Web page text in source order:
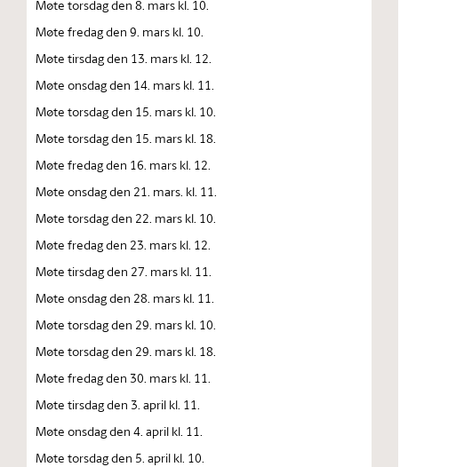
Møte torsdag den 8. mars kl. 10.
Møte fredag den 9. mars kl. 10.
Møte tirsdag den 13. mars kl. 12.
Møte onsdag den 14. mars kl. 11.
Møte torsdag den 15. mars kl. 10.
Møte torsdag den 15. mars kl. 18.
Møte fredag den 16. mars kl. 12.
Møte onsdag den 21. mars. kl. 11.
Møte torsdag den 22. mars kl. 10.
Møte fredag den 23. mars kl. 12.
Møte tirsdag den 27. mars kl. 11.
Møte onsdag den 28. mars kl. 11.
Møte torsdag den 29. mars kl. 10.
Møte torsdag den 29. mars kl. 18.
Møte fredag den 30. mars kl. 11.
Møte tirsdag den 3. april kl. 11.
Møte onsdag den 4. april kl. 11.
Møte torsdag den 5. april kl. 10.